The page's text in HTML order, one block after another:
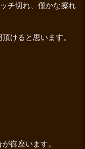
チ切れ、僅かな擦れ
けると思います。
御座います。